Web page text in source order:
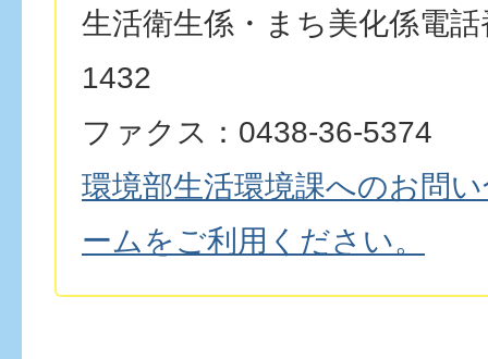
生活衛生係・まち美化係電
1432
ファクス：0438-36-5374
環境部生活環境課へのお問
ームをご利用ください。